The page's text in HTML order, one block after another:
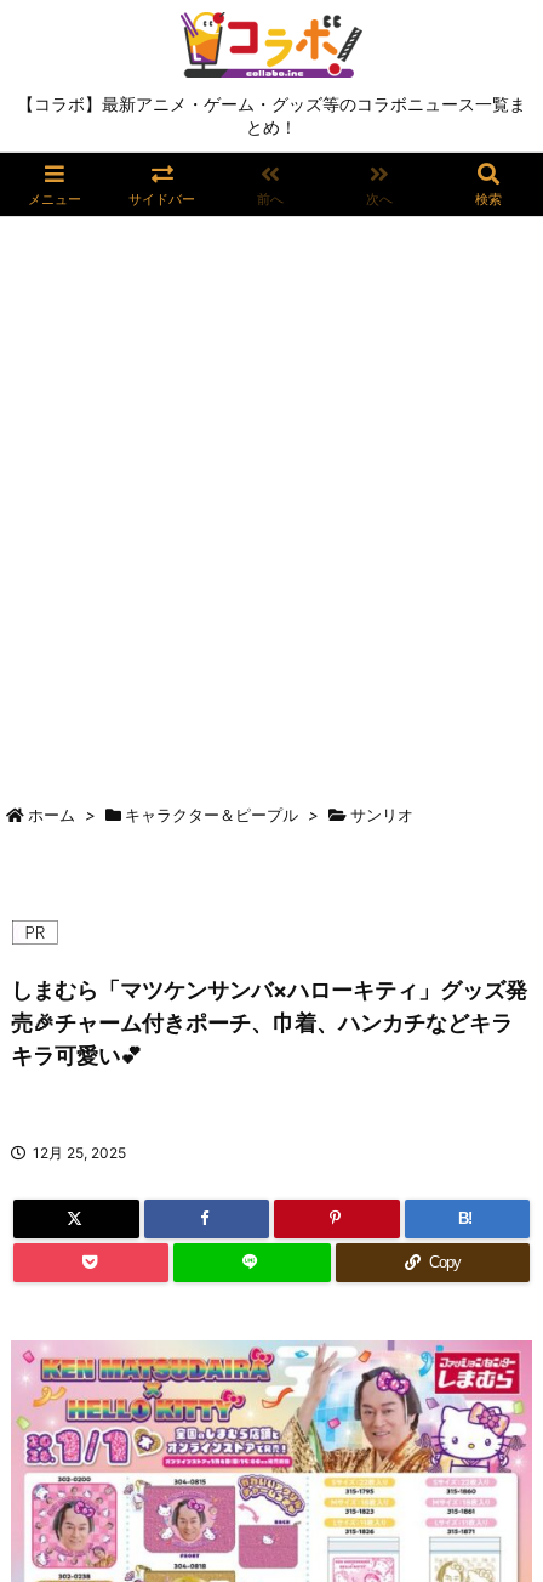
【コラボ】最新アニメ・ゲーム・グッズ等のコラボニュース一覧ま
とめ！
メニュー サイドバー 前へ 次へ 検索
ホーム > キャラクター＆ピープル > サンリオ
しまむら「マツケンサンバ×ハローキティ」グッズ発
売🎉チャーム付きポーチ、巾着、ハンカチなどキラ
キラ可愛い💕
12月 25, 2025
B!
Copy